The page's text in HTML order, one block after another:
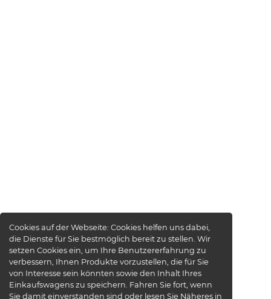
Cookies auf der Webseite:Cookies helfen uns dabei,
die Dienste für Sie bestmöglich bereit zu stellen. Wir
setzen Cookies ein, um Ihre Benutzererfahrung zu
verbessern, Ihnen Produkte vorzustellen, die für Sie
von Interesse sein könnten sowie den Inhalt Ihres
Einkaufswagens zu speichern. Fahren Sie fort, wenn
Sie damit einverstanden sind oder lesen Sie Näheres in